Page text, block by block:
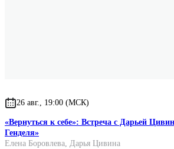
26 авг., 19:00 (МСК)
«Вернуться к себе»: Встреча с Дарьей
Генделя»
Елена Боровлева, Дарья Цивина